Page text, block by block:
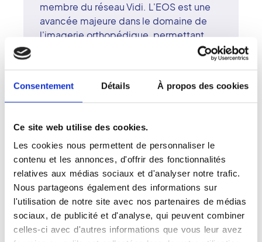
Consentement Détails À propos des cookies
Ce site web utilise des cookies.
Les cookies nous permettent de personnaliser le
contenu et les annonces, d'offrir des fonctionnalités
relatives aux médias sociaux et d'analyser notre trafic.
Nous partageons également des informations sur
l'utilisation de notre site avec nos partenaires de médias
sociaux, de publicité et d'analyse, qui peuvent combiner
celles-ci avec d'autres informations que vous leur avez
membre du réseau Vidi. L'EOS est une
avancée majeure dans le domaine de
l'imagerie orthopédique, permettant
une visualisation complète du corps en
position debout et avec une irradiation
utile pour l'évaluation des scolioses, du
bassin et de la statique rachidienne. Les
Créon garantissent une lecture précise
et un suivi individualisé. Le réseau Vidi
associe innovation, qualité médicale et
humanité, offrant à chaque patient un
accompagnement sûr et personnalisé.